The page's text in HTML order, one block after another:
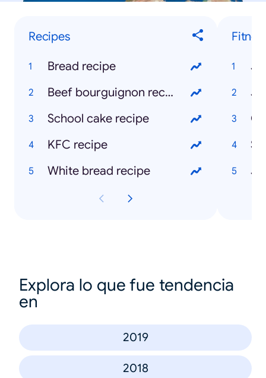
Recipes
Bread recipe
Beef bourguignon recipe
School cake recipe
KFC recipe
White bread recipe
Explora lo que fue tendencia
en
2019
2018